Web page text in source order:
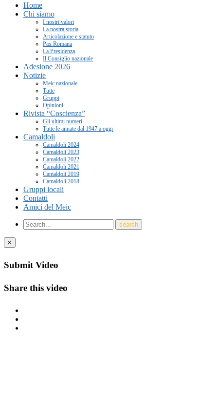
Home
Chi siamo
I nostri valori
La nostra storia
Articolazione e statuto
Pax Romana
La Presidenza
Il Consiglio nazionale
Adesione 2026
Notizie
Meic nazionale
Tutte
Gruppi
Opinioni
Rivista “Coscienza”
Gli ultimi numeri
Tutte le annate dal 1947 a oggi
Camaldoli
Camaldoli 2024
Camaldoli 2023
Camaldoli 2022
Camaldoli 2021
Camaldoli 2019
Camaldoli 2018
Gruppi locali
Contatti
Amici del Meic
×
Submit Video
Share this video